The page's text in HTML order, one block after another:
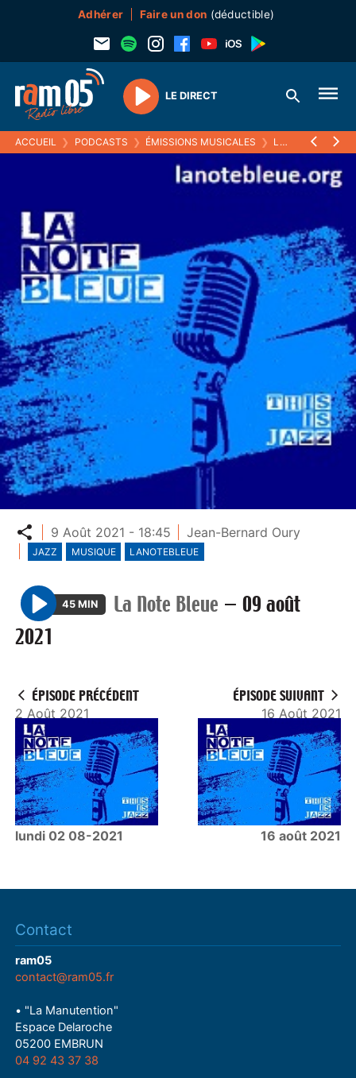
Adhérer Faire un don (déductible)
Play
LE DIRECT
ACCUEIL ❯ PODCASTS ❯ ÉMISSIONS MUSICALES ❯ LA NOTE BLEUE
Partager
9 Août 2021 - 18:45 Jean-Bernard Oury
JAZZ MUSIQUE LANOTEBLEUE
P
l
45 MIN La Note Bleue — 09 août
2021
ÉPISODE PRÉCÉDENT
2 Août 2021
lundi 02 08-2021
ÉPISODE SUIVANT
16 Août 2021
16 août 2021
Contact
ram05
contact@ram05.fr
• "La Manutention"
Espace Delaroche
05200 EMBRUN
04 92 43 37 38